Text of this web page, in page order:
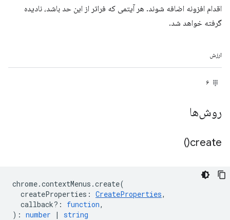
اقدام افزونه اضافه شوند. هر آیتمی که فراتر از این حد باشد، نادیده
گرفته خواهد شد.
ارزش
۶
روش‌ها
create(
)
chrome.contextMenus .create(
createProperties : CreateProperties,
callback? : function,
) : number | string